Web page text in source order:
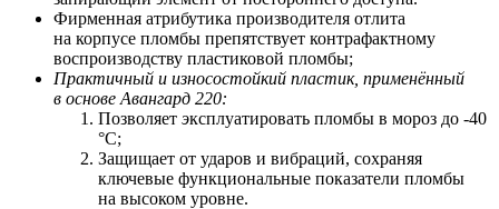
Фирменная атрибутика производителя отлита
на корпусе пломбы препятствует контрафактному
воспроизводству пластиковой пломбы;
Практичный и износостойкий пластик, применённый
в основе Авангард 220:
Позволяет эксплуатировать пломбы в мороз до -40
°С;
Защищает от ударов и вибраций, сохраняя
ключевые функциональные показатели пломбы
на высоком уровне.